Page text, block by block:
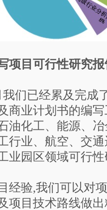
项目可行性研究
已经累及完成
商业计划书的编
油化工、能源、
行业、航空、交
业园区领域可行
验,我们可以对项
项目技术路线做